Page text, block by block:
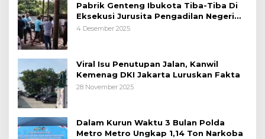
Pabrik Genteng Ibukota Tiba-Tiba Di
Eksekusi Jurusita Pengadilan Negeri
Tangerang, Diduga Cacat Hukum Sejak
4 Desember 2025
Viral Isu Penutupan Jalan, Kanwil
Kemenag DKI Jakarta Luruskan Fakta
28 November 2025
Dalam Kurun Waktu 3 Bulan Polda
Metro Metro Ungkap 1,14 Ton Narkoba